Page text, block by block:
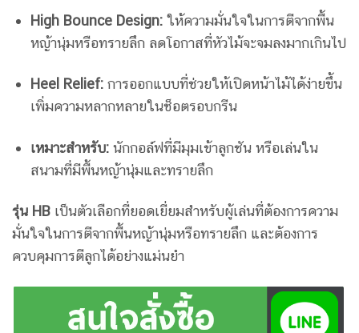
High Bounce Design: ให้ความมั่นใจในการตีจากพื้น
หญ้านุ่มหรือทรายลึก ลดโอกาสที่หัวไม้จะจมลงมากเกินไป
Heel Relief: การออกแบบที่ช่วยให้เปิดหน้าไม้ได้ง่ายขึ้น
เพิ่มความหลากหลายในช็อตรอบกรีน
เหมาะสำหรับ: นักกอล์ฟที่มีมุมเข้าลูกชัน หรือเล่นใน
สนามที่มีพื้นหญ้านุ่มและทรายลึก
รุ่น HB เป็นตัวเลือกที่ยอดเยี่ยมสำหรับผู้เล่นที่ต้องการความ
มั่นใจในการตีจากพื้นหญ้านุ่มหรือทรายลึก และต้องการ
ควบคุมการตีลูกได้อย่างแม่นยำ